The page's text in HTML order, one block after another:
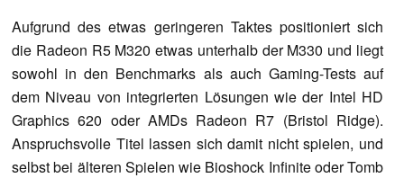
Aufgrund des etwas geringeren Taktes positioniert sich
die Radeon R5 M320 etwas unterhalb der M330 und liegt
sowohl in den Benchmarks als auch Gaming-Tests auf
dem Niveau von integrierten Lösungen wie der Intel HD
Graphics 620 oder AMDs Radeon R7 (Bristol Ridge).
Anspruchsvolle Titel lassen sich damit nicht spielen, und
selbst bei älteren Spielen wie Bioshock Infinite oder Tomb